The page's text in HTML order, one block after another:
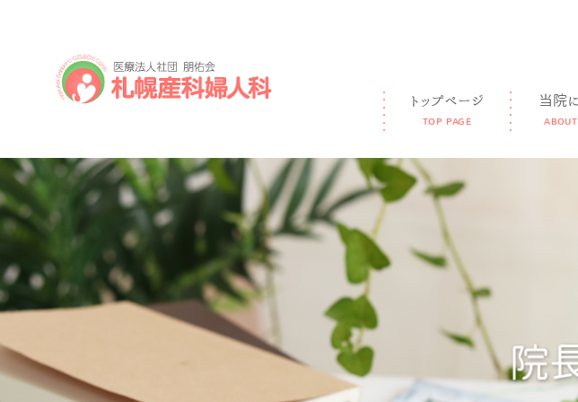
トップページ
TOP PAGE
当院